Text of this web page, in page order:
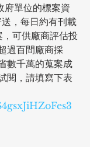
單位的標案資
，每日約有刊載
可供廠商評估投
過百間廠商採
數千萬的蒐案成
閱，請填寫下表